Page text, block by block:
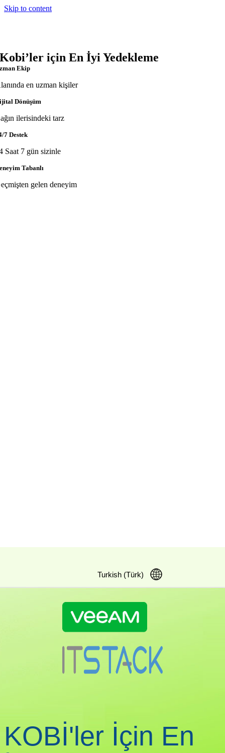
Skip to content
Kobi’ler için En İyi Yedekleme
Ekip
en uzman kişiler
Dönüşüm
ilerisindeki tarz
7 Destek
Saat 7 gün sizinle
Tabanlı
gelen deneyim